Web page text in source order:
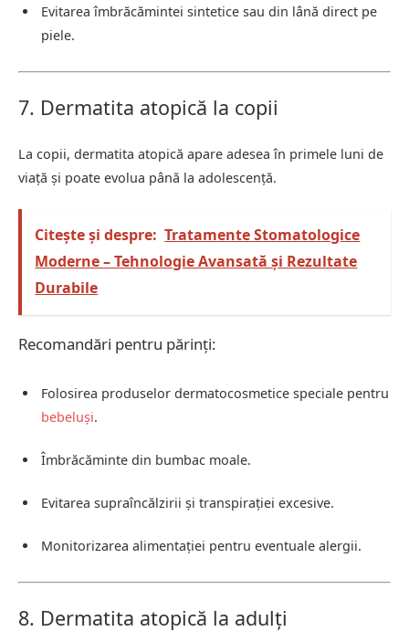
Evitarea îmbrăcămintei sintetice sau din lână direct pe
piele.
7. Dermatita atopică la copii
La copii, dermatita atopică apare adesea în primele luni de
viață și poate evolua până la adolescență.
Citește și despre: Tratamente Stomatologice
Moderne – Tehnologie Avansată și Rezultate
Durabile
Recomandări pentru părinți:
Folosirea produselor dermatocosmetice speciale pentru
bebeluși.
Îmbrăcăminte din bumbac moale.
Evitarea supraîncălzirii și transpirației excesive.
Monitorizarea alimentației pentru eventuale alergii.
8. Dermatita atopică la adulți